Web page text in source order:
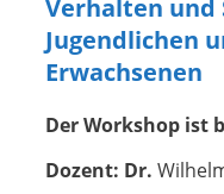
Verhalten und
Jugendlichen
Erwachsenen
Der Workshop ist
Dozent: Dr.